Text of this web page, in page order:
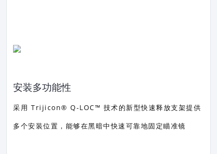
安装多功能性
采用 Trijicon® Q-LOC™ 技术的新型快速释放支架提供
多个安装位置，能够在黑暗中快速可靠地固定瞄准镜